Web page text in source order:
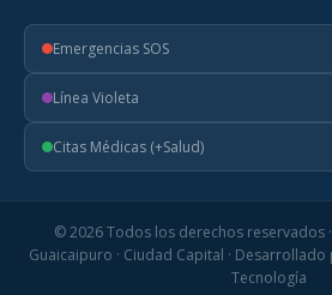
Emergencias SOS
Línea Violeta
Citas Médicas (+Salud)
© 2026 Todos los derechos reservados
Guaicaipuro · Ciudad Capital ·
Tecnología